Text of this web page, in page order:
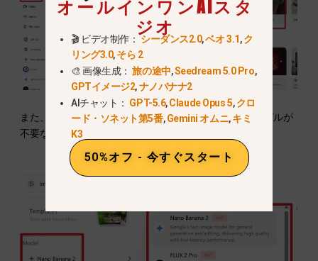
また、次のこともできる。変更モデルオリジナル・モデルが
不要なら.
オールインワンAIスタ
ジオ
🎬 ビデオ制作：シーダンス2.0,ベオ 3.1,ク
リング3.0,そら 2
🎨 画像生成：旅の途中,Seedream 5.0 Pro,
GPTイメージ2,ナノバナナ2
AIチャット： GPT-5.6,Claude Opus 5,クロ
ード・ソネット第5番,Gemini オムニ,キミ
K3
50%オフ - 今すぐスタート